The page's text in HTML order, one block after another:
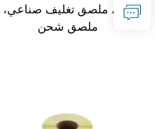
4*6، ملصق تغليف صناعي،
ملصق شحن